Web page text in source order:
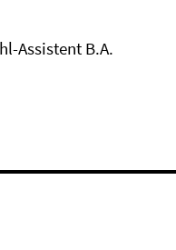
Assistent B.A.